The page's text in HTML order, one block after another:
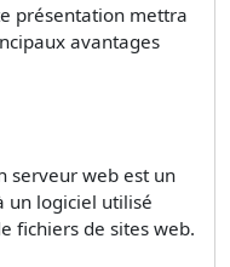
présentation mettra
avantages
serveur web est un
un logiciel utilisé
fichiers de sites web.